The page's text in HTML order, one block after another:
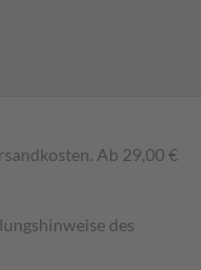
Ab 29,00 €
des